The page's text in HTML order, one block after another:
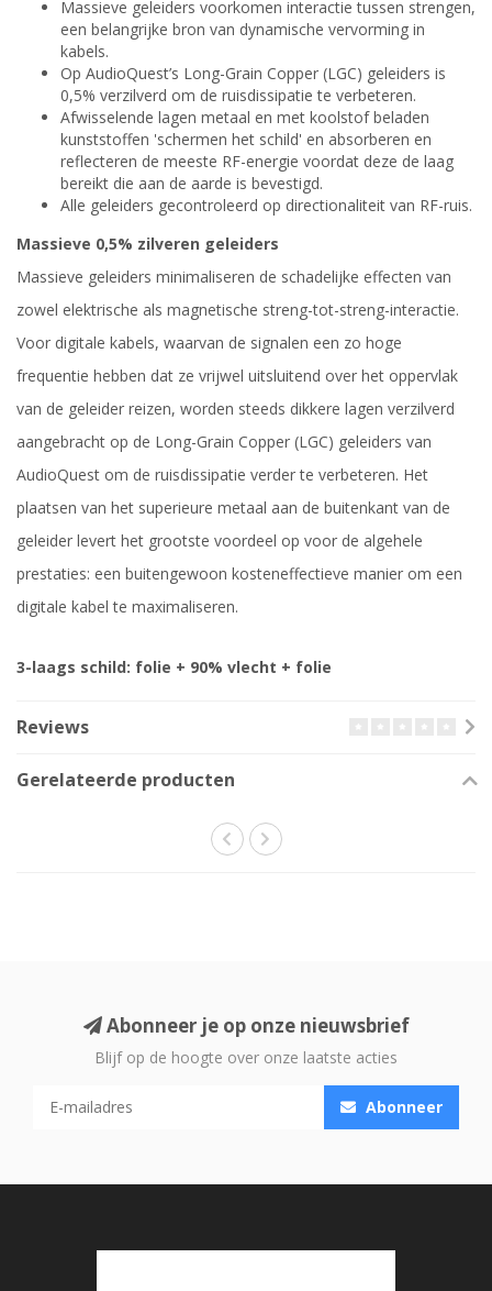
Massieve geleiders voorkomen interactie tussen strengen,
een belangrijke bron van dynamische vervorming in
kabels.
Op AudioQuest’s Long-Grain Copper (LGC) geleiders is
0,5% verzilverd om de ruisdissipatie te verbeteren.
Afwisselende lagen metaal en met koolstof beladen
kunststoffen 'schermen het schild' en absorberen en
reflecteren de meeste RF-energie voordat deze de laag
bereikt die aan de aarde is bevestigd.
Alle geleiders gecontroleerd op directionaliteit van RF-ruis.
Massieve 0,5% zilveren geleiders
Massieve geleiders minimaliseren de schadelijke effecten van
zowel elektrische als magnetische streng-tot-streng-interactie.
Voor digitale kabels, waarvan de signalen een zo hoge
frequentie hebben dat ze vrijwel uitsluitend over het oppervlak
van de geleider reizen, worden steeds dikkere lagen verzilverd
aangebracht op de Long-Grain Copper (LGC) geleiders van
AudioQuest om de ruisdissipatie verder te verbeteren. Het
plaatsen van het superieure metaal aan de buitenkant van de
geleider levert het grootste voordeel op voor de algehele
prestaties: een buitengewoon kosteneffectieve manier om een ​​
digitale kabel te maximaliseren.
3-laags schild: folie + 90% vlecht + folie
Reviews
Gerelateerde producten
Abonneer je op onze nieuwsbrief
Blijf op de hoogte over onze laatste acties
Abonneer